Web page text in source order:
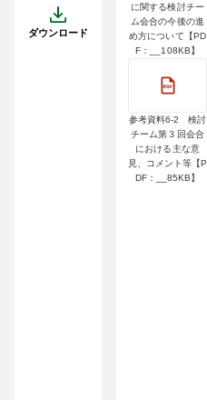
ダウンロード
に関する検討チー
ム会合の今後の進
め方について【PD
F：__108KB】
参考資料6-2 検討
チーム第３回会合
における主な意
見、コメント等【P
DF：__85KB】